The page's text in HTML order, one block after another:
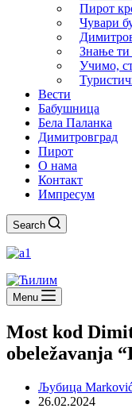
Пирот
Чувари
Знање ти
Учимо,
Вести
Бабушница
Бела Паланка
Димитровград
Пирот
О нама
Контакт
Импресум
Search
Menu
Most kod
obeležavanja
Љубица
26.02.2024